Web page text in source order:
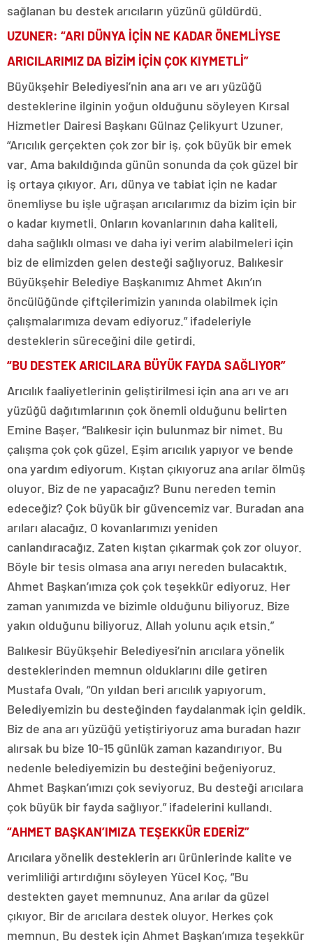
sağlanan bu destek arıcıların yüzünü güldürdü.
UZUNER: “ARI DÜNYA İÇİN NE KADAR ÖNEMLİYSE
ARICILARIMIZ DA BİZİM İÇİN ÇOK KIYMETLİ”
Büyükşehir Belediyesi’nin ana arı ve arı yüzüğü
desteklerine ilginin yoğun olduğunu söyleyen Kırsal
Hizmetler Dairesi Başkanı Gülnaz Çelikyurt Uzuner,
“Arıcılık gerçekten çok zor bir iş, çok büyük bir emek
var. Ama bakıldığında günün sonunda da çok güzel bir
iş ortaya çıkıyor. Arı, dünya ve tabiat için ne kadar
önemliyse bu işle uğraşan arıcılarımız da bizim için bir
o kadar kıymetli. Onların kovanlarının daha kaliteli,
daha sağlıklı olması ve daha iyi verim alabilmeleri için
biz de elimizden gelen desteği sağlıyoruz. Balıkesir
Büyükşehir Belediye Başkanımız Ahmet Akın’ın
öncülüğünde çiftçilerimizin yanında olabilmek için
çalışmalarımıza devam ediyoruz.” ifadeleriyle
desteklerin süreceğini dile getirdi.
“BU DESTEK ARICILARA BÜYÜK FAYDA SAĞLIYOR”
Arıcılık faaliyetlerinin geliştirilmesi için ana arı ve arı
yüzüğü dağıtımlarının çok önemli olduğunu belirten
Emine Başer, “Balıkesir için bulunmaz bir nimet. Bu
çalışma çok çok güzel. Eşim arıcılık yapıyor ve bende
ona yardım ediyorum. Kıştan çıkıyoruz ana arılar ölmüş
oluyor. Biz de ne yapacağız? Bunu nereden temin
edeceğiz? Çok büyük bir güvencemiz var. Buradan ana
arıları alacağız. O kovanlarımızı yeniden
canlandıracağız. Zaten kıştan çıkarmak çok zor oluyor.
Böyle bir tesis olmasa ana arıyı nereden bulacaktık.
Ahmet Başkan’ımıza çok çok teşekkür ediyoruz. Her
zaman yanımızda ve bizimle olduğunu biliyoruz. Bize
yakın olduğunu biliyoruz. Allah yolunu açık etsin.”
Balıkesir Büyükşehir Belediyesi’nin arıcılara yönelik
desteklerinden memnun olduklarını dile getiren
Mustafa Ovalı, “On yıldan beri arıcılık yapıyorum.
Belediyemizin bu desteğinden faydalanmak için geldik.
Biz de ana arı yüzüğü yetiştiriyoruz ama buradan hazır
alırsak bu bize 10-15 günlük zaman kazandırıyor. Bu
nedenle belediyemizin bu desteğini beğeniyoruz.
Ahmet Başkan’ımızı çok seviyoruz. Bu desteği arıcılara
çok büyük bir fayda sağlıyor.” ifadelerini kullandı.
“AHMET BAŞKAN’IMIZA TEŞEKKÜR EDERİZ”
Arıcılara yönelik desteklerin arı ürünlerinde kalite ve
verimliliği artırdığını söyleyen Yücel Koç, “Bu
destekten gayet memnunuz. Ana arılar da güzel
çıkıyor. Bir de arıcılara destek oluyor. Herkes çok
memnun. Bu destek için Ahmet Başkan’ımıza teşekkür